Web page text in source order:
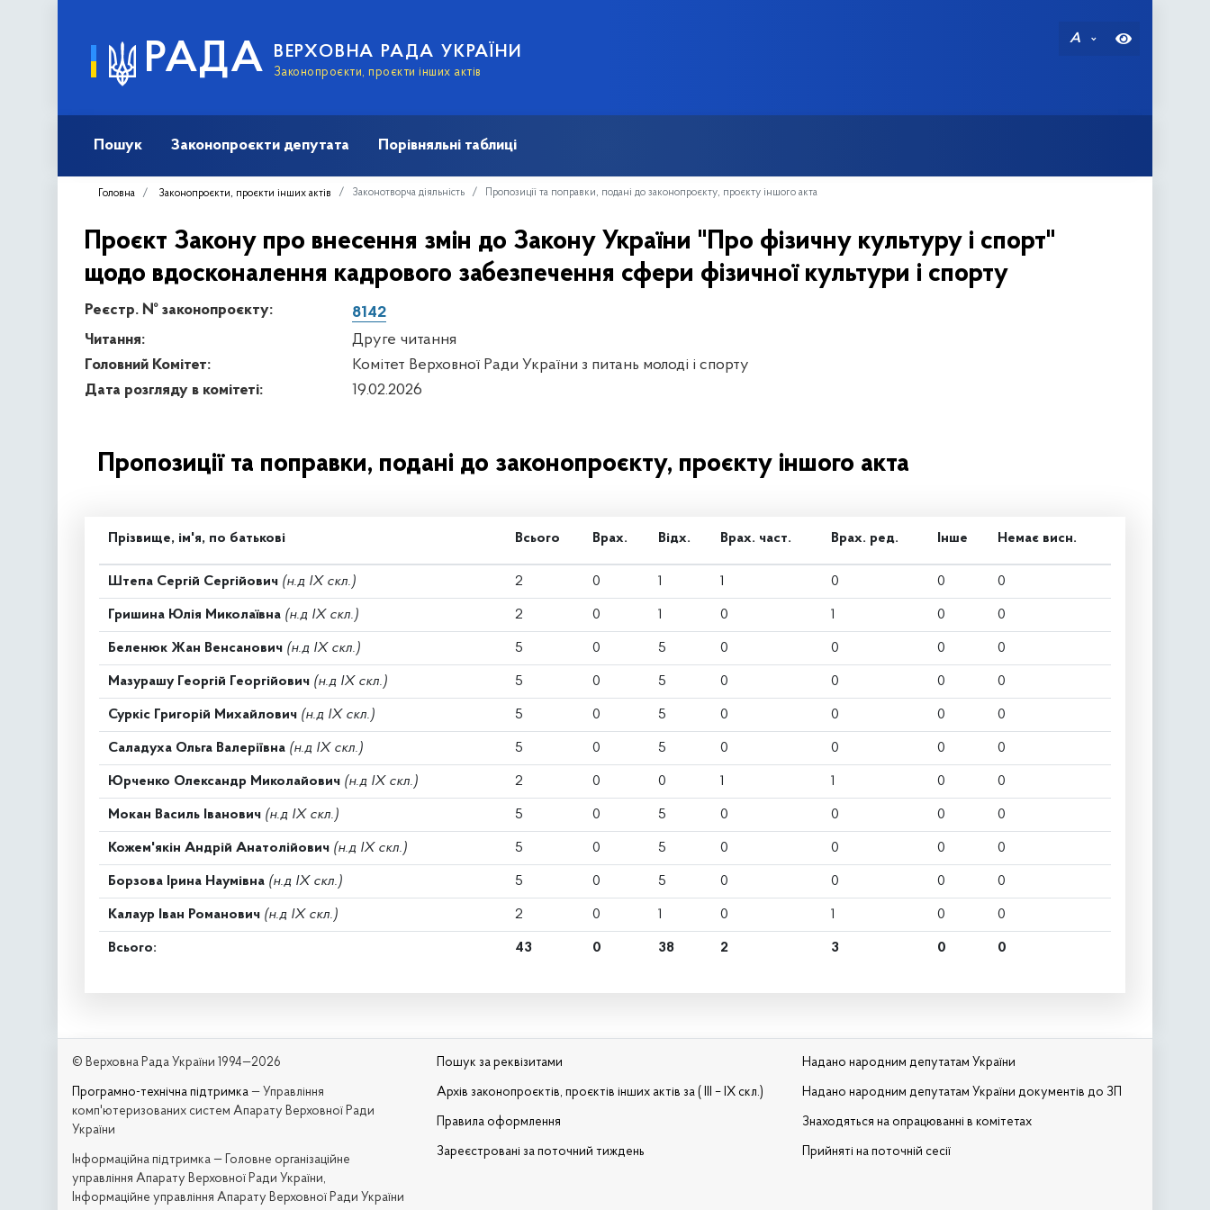
РАДА ВЕРХОВНА РАДА УКРАЇНИ
Законопроєкти, проєкти інших актів
A
Пошук Законопроєкти депутата Порівняльні таблиці
Головна Законопроєкти, проєкти інших актів Законотворча діяльність Пропозиції та поправки, подані до законопроєкту, проєкту іншого акта
Проєкт Закону про внесення змін до Закону України "Про фізичну культуру і спорт"
щодо вдосконалення кадрового забезпечення сфери фізичної культури і спорту
Реєстр. № законопроєкту:
8142
Читання:
Друге читання
Головний Комітет:
Комітет Верховної Ради України з питань молоді і спорту
Дата розгляду в комітеті:
19.02.2026
Пропозиції та поправки, подані до законопроєкту, проєкту іншого акта
Прізвище, ім'я, по батькові Всього Врах. Відх. Врах. част. Врах. ред. Інше Немає висн.
Штепа Сергій Сергійович (н.д IX скл.) 2 0 1 1 0 0 0
Гришина Юлія Миколаївна (н.д IX скл.) 2 0 1 0 1 0 0
Беленюк Жан Венсанович (н.д IX скл.) 5 0 5 0 0 0 0
Мазурашу Георгій Георгійович (н.д IX скл.) 5 0 5 0 0 0 0
Суркіс Григорій Михайлович (н.д IX скл.) 5 0 5 0 0 0 0
Саладуха Ольга Валеріївна (н.д IX скл.) 5 0 5 0 0 0 0
Юрченко Олександр Миколайович (н.д IX скл.) 2 0 0 1 1 0 0
Мокан Василь Іванович (н.д IX скл.) 5 0 5 0 0 0 0
Кожем'якін Андрій Анатолійович (н.д IX скл.) 5 0 5 0 0 0 0
Борзова Ірина Наумівна (н.д IX скл.) 5 0 5 0 0 0 0
Калаур Іван Романович (н.д IX скл.) 2 0 1 0 1 0 0
Всього: 43 0 38 2 3 0 0
© Верховна Рада України 1994—2026
Програмно-технічна підтримка — Управління
комп'ютеризованих систем Апарату Верховної Ради
України
Iнформаційна підтримка — Головне організаційне
управління Апарату Верховної Ради України,
Інформаційне управління Апарату Верховної Ради України
Пошук за реквізитами
Архів законопроєктів, проєктів інших актів за ( III – IX скл.)
Правила оформлення
Зареєстровані за поточний тиждень
Надано народним депутатам України
Надано народним депутатам України документів до ЗП
Знаходяться на опрацюванні в комітетах
Прийняті на поточній сесії